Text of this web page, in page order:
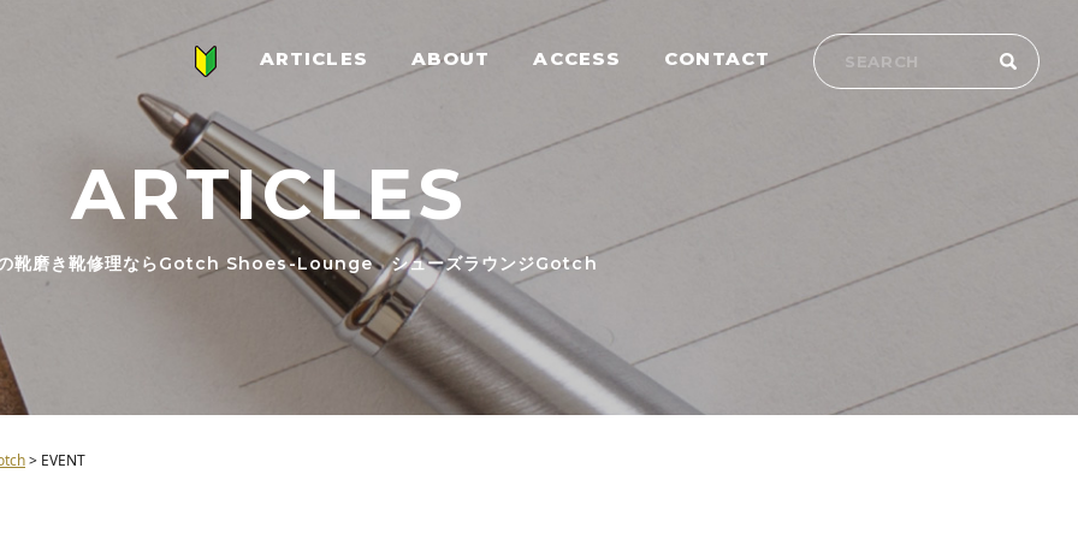
ARTICLES ABOUT ACCESS CONTACT
ARTICLES
靴磨き靴修理ならGotch Shoes-Lounge シューズラウンジGotch
> EVENT